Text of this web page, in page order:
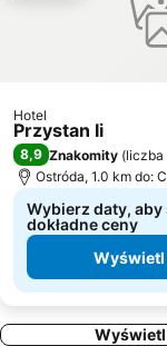
Hotel
Przystan Ii
8,9 Znakomity (liczba
Ostróda, 1.0 km do:
Wybierz daty,
dokładne ceny
Wyświetl